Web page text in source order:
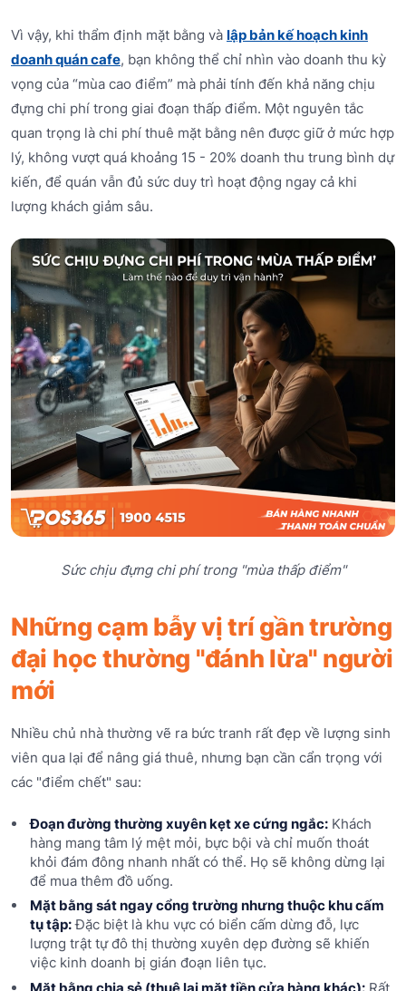
Vì vậy, khi thẩm định mặt bằng và lập bản kế hoạch kinh
doanh quán cafe, bạn không thể chỉ nhìn vào doanh thu kỳ
vọng của “mùa cao điểm” mà phải tính đến khả năng chịu
đựng chi phí trong giai đoạn thấp điểm. Một nguyên tắc
quan trọng là chi phí thuê mặt bằng nên được giữ ở mức hợp
lý, không vượt quá khoảng 15 - 20% doanh thu trung bình dự
kiến, để quán vẫn đủ sức duy trì hoạt động ngay cả khi
lượng khách giảm sâu.
Sức chịu đựng chi phí trong "mùa thấp điểm"
Những cạm bẫy vị trí gần trường
đại học thường "đánh lừa" người
mới
Nhiều chủ nhà thường vẽ ra bức tranh rất đẹp về lượng sinh
viên qua lại để nâng giá thuê, nhưng bạn cần cẩn trọng với
các "điểm chết" sau:
Đoạn đường thường xuyên kẹt xe cứng ngắc:Khách
hàng mang tâm lý mệt mỏi, bực bội và chỉ muốn thoát
khỏi đám đông nhanh nhất có thể. Họ sẽ không dừng lại
để mua thêm đồ uống.
Mặt bằng sát ngay cổng trường nhưng thuộc khu cấm
tụ tập:Đặc biệt là khu vực có biển cấm dừng đỗ, lực
lượng trật tự đô thị thường xuyên dẹp đường sẽ khiến
việc kinh doanh bị gián đoạn liên tục.
Mặt bằng chia sẻ (thuê lại mặt tiền cửa hàng khác):Rất